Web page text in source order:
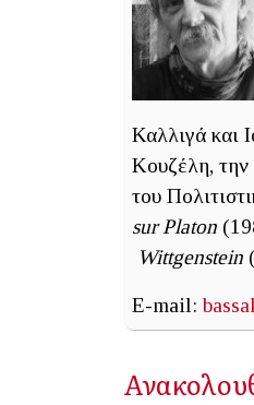
Καλλιγά και
Κουζέλη, την
του
sur Platon
Wittgenstein
E-mail: